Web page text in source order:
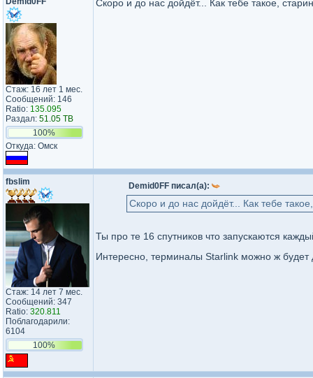
Стаж: 16 лет 1 мес.
Сообщений: 146
Ratio: 135.095
Раздал: 51.05 TB
100%
Откуда: Омск
Cкоро и до нас дойдёт... Как тебе такое,
fbslim
Стаж: 14 лет 7 мес.
Сообщений: 347
Ratio: 320.811
Поблагодарили:
6104
100%
Demid0FF писал(а):
Cкоро и до нас дойдёт... Как тебе
Ты про те 16 спутников что запускаются
Интересно, терминалы Starlink можно ж будет